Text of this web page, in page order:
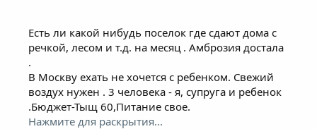
Есть ли какой нибудь поселок где сдают дома с
речкой, лесом и т.д. на месяц . Амброзия достала
.
В Москву ехать не хочется с ребенком. Свежий
воздух нужен . 3 человека - я, супруга и ребенок
.Бюджет-Тыщ 60,Питание свое.
Нажмите для раскрытия...